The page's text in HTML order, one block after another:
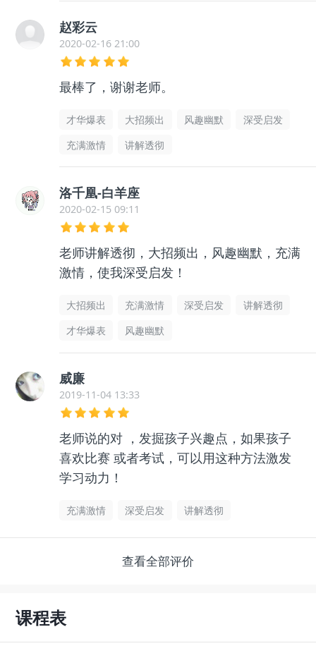
赵彩云
2020-02-16 21:00
最棒了，谢谢老师。
才华爆表 大招频出 风趣幽默
深受启发
充满激情
讲解透彻
洛千凰-白羊座
2020-02-15 09:11
老师讲解透彻，大招频出，风趣幽默，充满
激情，使我深受启发！
大招频出 充满激情 深受启发
讲解透彻
才华爆表
风趣幽默
威廉
2019-11-04 13:33
老师说的对 ，发掘孩子兴趣点，如果孩子
喜欢比赛 或者考试，可以用这种方法激发
学习动力！
充满激情 深受启发 讲解透彻
查看全部评价
课程表